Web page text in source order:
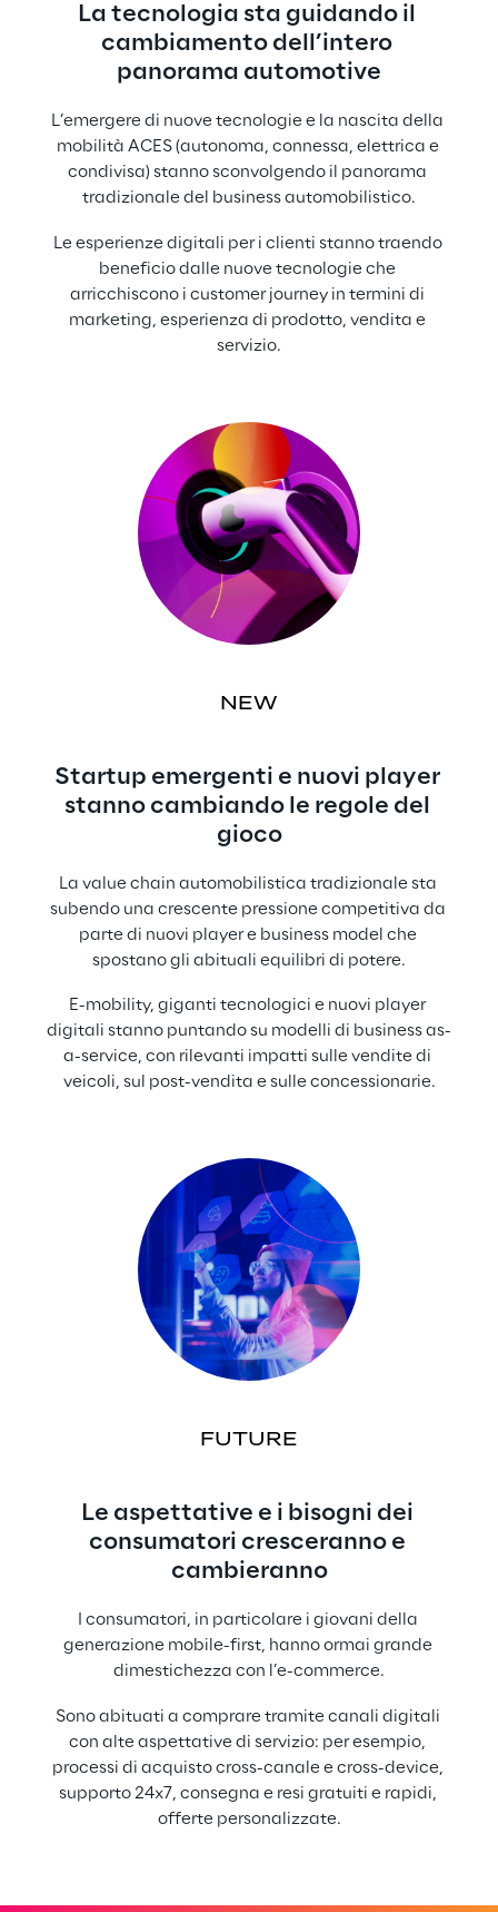
La tecnologia sta guidando il
cambiamento dell’intero
panorama automotive
L’emergere di nuove tecnologie e la nascita della
mobilità ACES (autonoma, connessa, elettrica e
condivisa) stanno sconvolgendo il panorama
tradizionale del business automobilistico.
Le esperienze digitali per i clienti stanno traendo
beneficio dalle nuove tecnologie che
arricchiscono i customer journey in termini di
marketing, esperienza di prodotto, vendita e
servizio.
NEW
Startup emergenti e nuovi player
stanno cambiando le regole del
gioco
La value chain automobilistica tradizionale sta
subendo una crescente pressione competitiva da
parte di nuovi player e business model che
spostano gli abituali equilibri di potere.
E-mobility, giganti tecnologici e nuovi player
digitali stanno puntando su modelli di business as-
a-service, con rilevanti impatti sulle vendite di
veicoli, sul post-vendita e sulle concessionarie.
FUTURE
Le aspettative e i bisogni dei
consumatori cresceranno e
cambieranno
I consumatori, in particolare i giovani della
generazione mobile-first, hanno ormai grande
dimestichezza con l’e-commerce.
Sono abituati a comprare tramite canali digitali
con alte aspettative di servizio: per esempio,
processi di acquisto cross-canale e cross-device,
supporto 24x7, consegna e resi gratuiti e rapidi,
offerte personalizzate.